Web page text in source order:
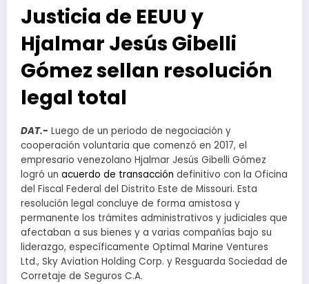
Justicia de EEUU y
Hjalmar Jesús Gibelli
Gómez sellan resolución
legal total
DAT.- Luego de un periodo de negociación y
cooperación voluntaria que comenzó en 2017, el
empresario venezolano Hjalmar Jesús Gibelli Gómez
logró un acuerdo de transacción definitivo con la Oficina
del Fiscal Federal del Distrito Este de Missouri. Esta
resolución legal concluye de forma amistosa y
permanente los trámites administrativos y judiciales que
afectaban a sus bienes y a varias compañías bajo su
liderazgo, específicamente Optimal Marine Ventures
Ltd., Sky Aviation Holding Corp. y Resguarda Sociedad de
Corretaje de Seguros C.A.